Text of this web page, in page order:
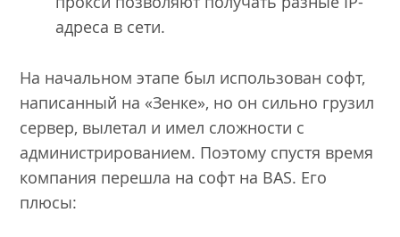
адреса в сети.
На начальном этапе был использован софт,
написанный на «Зенке», но он сильно грузил
сервер, вылетал и имел сложности с
администрированием. Поэтому спустя время
компания перешла на софт на BAS. Его
плюсы: